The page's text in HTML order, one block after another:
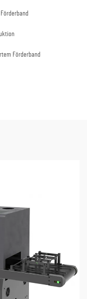
Förderband